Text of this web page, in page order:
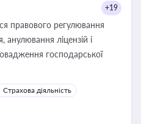
+19
правового регулювання
ліцензій і
господарської
Страхова діяльність